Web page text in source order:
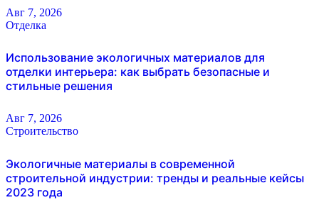
Авг 7, 2026
Отделка
Использование экологичных материалов для
отделки интерьера: как выбрать безопасные и
стильные решения
Авг 7, 2026
Строительство
Экологичные материалы в современной
строительной индустрии: тренды и реальные кейсы
2023 года